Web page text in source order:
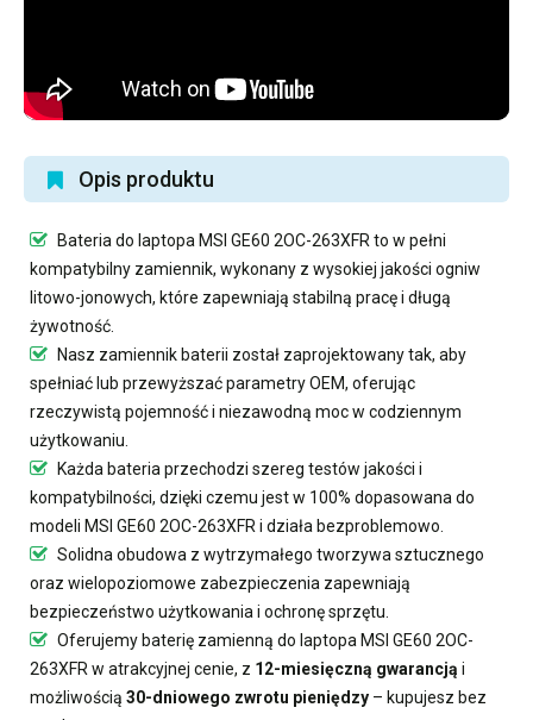
Opis produktu
Bateria do laptopa MSI GE60 2OC-263XFR to w pełni
kompatybilny zamiennik, wykonany z wysokiej jakości ogniw
litowo-jonowych, które zapewniają stabilną pracę i długą
żywotność.
Nasz zamiennik baterii został zaprojektowany tak, aby
spełniać lub przewyższać parametry OEM, oferując
rzeczywistą pojemność i niezawodną moc w codziennym
użytkowaniu.
Każda bateria przechodzi szereg testów jakości i
kompatybilności, dzięki czemu jest w 100% dopasowana do
modeli MSI GE60 2OC-263XFR i działa bezproblemowo.
Solidna obudowa z wytrzymałego tworzywa sztucznego
oraz wielopoziomowe zabezpieczenia zapewniają
bezpieczeństwo użytkowania i ochronę sprzętu.
Oferujemy baterię zamienną do laptopa MSI GE60 2OC-
263XFR w atrakcyjnej cenie, z 12-miesięczną gwarancją i
możliwością 30-dniowego zwrotu pieniędzy – kupujesz bez